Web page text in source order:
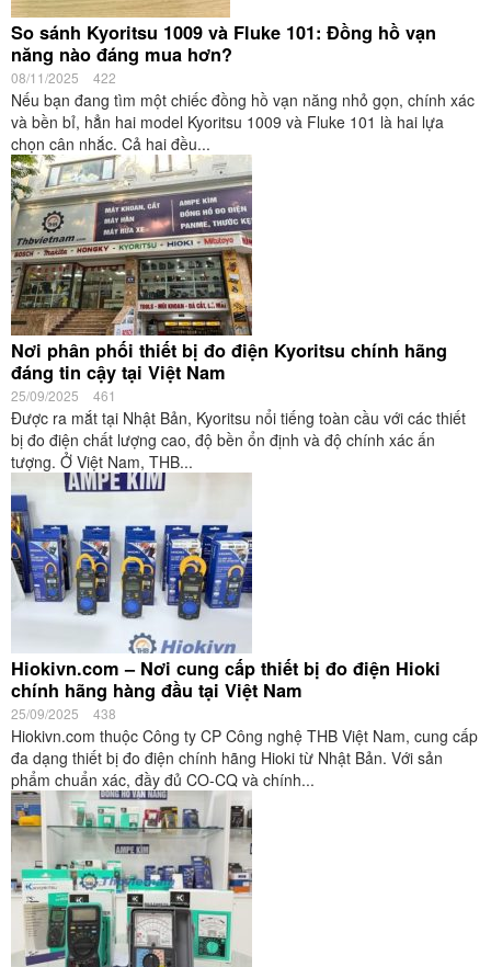
So sánh Kyoritsu 1009 và Fluke 101: Đồng hồ vạn
năng nào đáng mua hơn?
08/11/2025 422
Nếu bạn đang tìm một chiếc đồng hồ vạn năng nhỏ gọn, chính xác
và bền bỉ, hẳn hai model Kyoritsu 1009 và Fluke 101 là hai lựa
chọn cân nhắc. Cả hai đều...
Nơi phân phối thiết bị đo điện Kyoritsu chính hãng
đáng tin cậy tại Việt Nam
25/09/2025 461
Được ra mắt tại Nhật Bản, Kyoritsu nổi tiếng toàn cầu với các thiết
bị đo điện chất lượng cao, độ bền ổn định và độ chính xác ấn
tượng. Ở Việt Nam, THB...
Hiokivn.com – Nơi cung cấp thiết bị đo điện Hioki
chính hãng hàng đầu tại Việt Nam
25/09/2025 438
Hiokivn.com thuộc Công ty CP Công nghệ THB Việt Nam, cung cấp
đa dạng thiết bị đo điện chính hãng Hioki từ Nhật Bản. Với sản
phẩm chuẩn xác, đầy đủ CO-CQ và chính...